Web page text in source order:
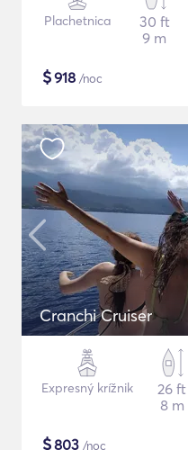
Plachetnica
30 ft
9 m
$918 /noc
Cranchi Cruiser
Expresný krížnik
26 ft
8 m
$803 /noc